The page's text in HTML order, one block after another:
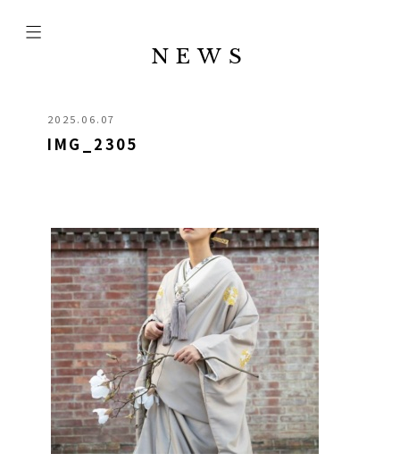
NEWS
2025.06.07
IMG_2305